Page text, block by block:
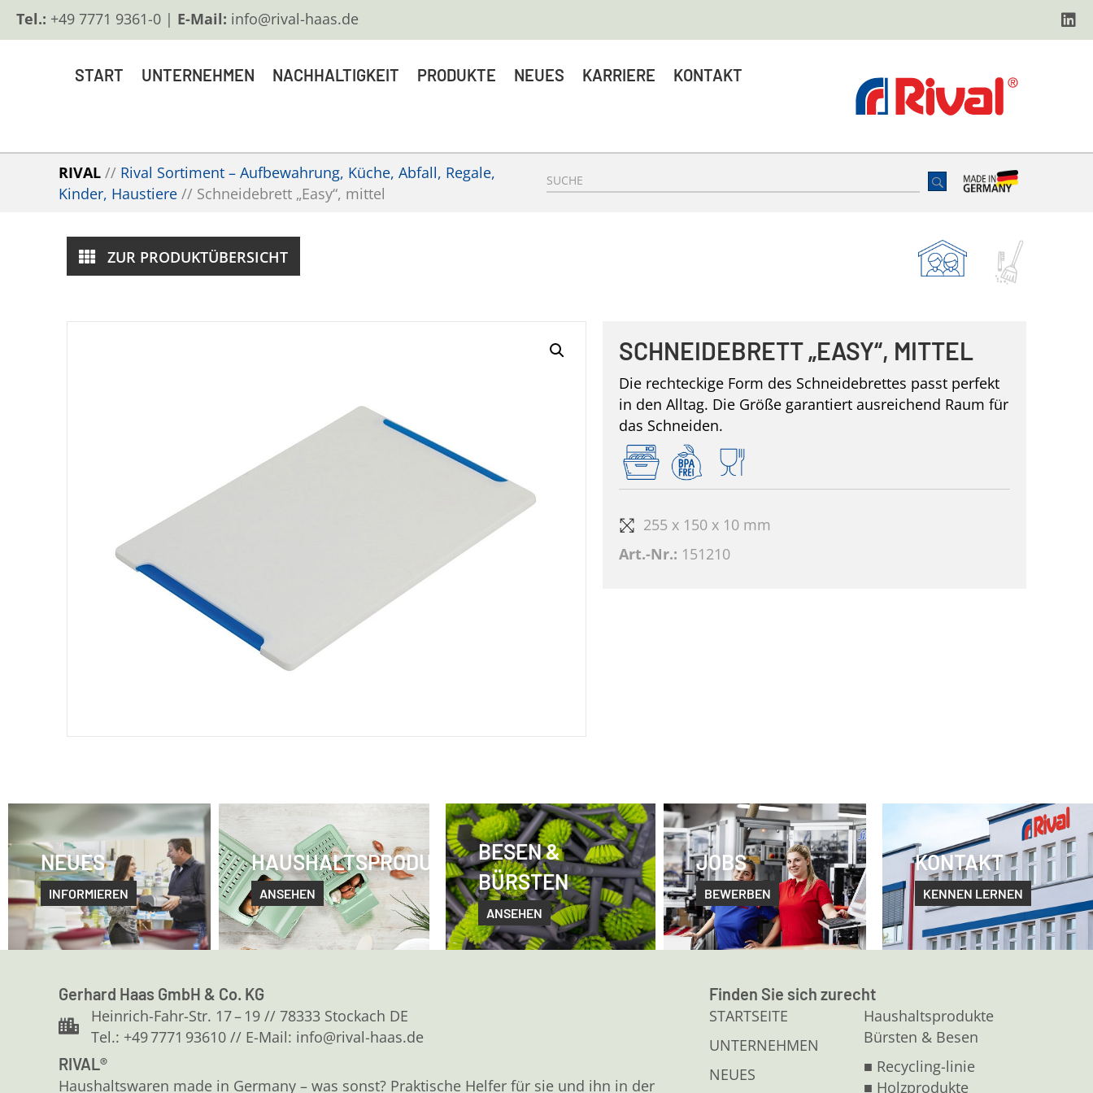
Tel.: +49 7771 9361-0 | E-Mail: info@rival-haas.de
START UNTERNEHMEN NACHHALTIGKEIT PRODUKTE NEUES KARRIERE KONTAKT
RIVAL // Rival Sortiment – Aufbewahrung, Küche, Abfall, Regale,
Kinder, Haustiere // Schneidebrett „Easy“, mittel
ZUR PRODUKTÜBERSICHT
SCHNEIDEBRETT „EASY“, MITTEL
Die rechteckige Form des Schneidebrettes passt perfekt
in den Alltag. Die Größe garantiert ausreichend Raum für
das Schneiden.
255 x 150 x 10 mm
Art.-Nr.: 151210
NEUES
INFORMIEREN
HAUSHALTSPRODUKTE
ANSEHEN
BESEN &
BÜRSTEN
ANSEHEN
JOBS
BEWERBEN
KONTAKT
KENNEN LERNEN
Gerhard Haas GmbH & Co. KG
Heinrich-Fahr-Str. 17 – 19 // 78333 Stockach DE
Tel.: +49 7771 93610 // E-Mail: info@rival-haas.de
RIVAL®
Haushaltswaren made in Germany – was sonst? Praktische Helfer für sie und ihn in der
Finden Sie sich zurecht
STARTSEITE
UNTERNEHMEN
NEUES
Haushaltsprodukte
Bürsten & Besen
■ Recycling-linie
■ Holzprodukte